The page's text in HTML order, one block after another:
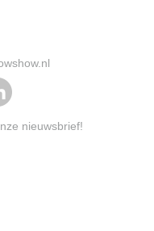
nieuwsbrief!